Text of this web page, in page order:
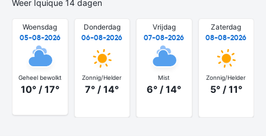
Weer Iquique 14 dagen
Woensdag
05-08-2026
Geheel bewolkt
10° / 17°
Donderdag
06-08-2026
Zonnig/Helder
7° / 14°
Vrijdag
07-08-2026
Mist
6° / 14°
Zaterdag
08-08-2026
Zonnig/Helder
5° / 11°